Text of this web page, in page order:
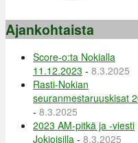
Ajankohtaista
Score-o:ta Nokialla
11.12.2023 - 8.3.2025
Rasti-Nokian
seuranmestaruuskisat
- 8.3.2025
2023 AM-pitkä ja -viesti
Jokioisilla - 8.3.2025